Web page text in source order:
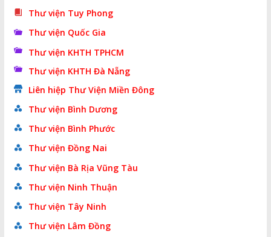
Thư viện Tuy Phong
Thư viện Quốc Gia
Thư viện KHTH TPHCM
Thư viện KHTH Đà Nẵng
Liên hiệp Thư Viện Miền Đông
Thư viện Bình Dương
Thư viện Bình Phước
Thư viện Đồng Nai
Thư viện Bà Rịa Vũng Tàu
Thư viện Ninh Thuận
Thư viện Tây Ninh
Thư viện Lâm Đồng